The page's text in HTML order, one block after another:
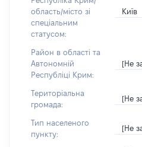
область/місто зі
спеціальним
статусом:
Київ
Район в області та
Автономній
Республіці Крим:
[Не
Територіальна
громада:
[Не
Тип населеного
пункту:
[Не